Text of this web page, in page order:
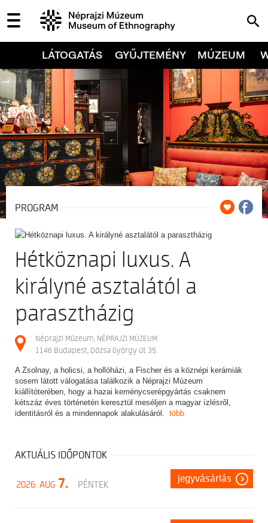
LÁTOGATÁS GYŰJTEMÉNY MÚZEUM
PROGRAM
Hétköznapi luxus. A
királyné asztalától a
parasztházig
Néprajzi Múzeum, NÉPRAJZI MÚZEUM
1146 Budapest, Dózsa György út 35.
A Zsolnay, a holicsi, a hollóházi, a Fischer és a köznépi kerámiák
sosem látott válogatása találkozik a Néprajzi Múzeum
kiállítóterében, hogy a hazai keménycserépgyártás csaknem
kétszáz éves történetén keresztül meséljen a magyar ízlésről,
identitásról és a mindennapok alakulásáról. több
AKTUÁLIS IDŐPONTOK
2026. AUG 7. PÉNTEK
jegyvásárlás